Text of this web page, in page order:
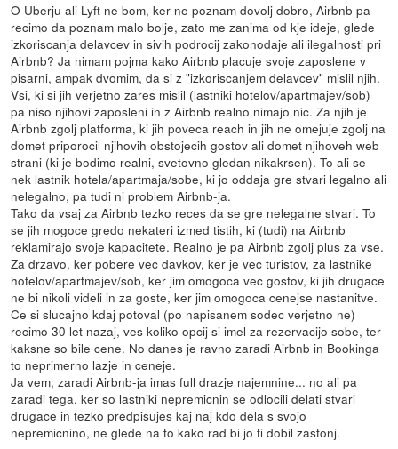
O Uberju ali Lyft ne bom, ker ne poznam dovolj dobro, Airbnb pa
recimo da poznam malo bolje, zato me zanima od kje ideje, glede
izkoriscanja delavcev in sivih podrocij zakonodaje ali ilegalnosti pri
Airbnb? Ja nimam pojma kako Airbnb placuje svoje zaposlene v
pisarni, ampak dvomim, da si z "izkoriscanjem delavcev" mislil njih.
Vsi, ki si jih verjetno zares mislil (lastniki hotelov/apartmajev/sob)
pa niso njihovi zaposleni in z Airbnb realno nimajo nic. Za njih je
Airbnb zgolj platforma, ki jih poveca reach in jih ne omejuje zgolj na
domet priporocil njihovih obstojecih gostov ali domet njihoveh web
strani (ki je bodimo realni, svetovno gledan nikakrsen). To ali se
nek lastnik hotela/apartmaja/sobe, ki jo oddaja gre stvari legalno ali
nelegalno, pa tudi ni problem Airbnb-ja.
Tako da vsaj za Airbnb tezko reces da se gre nelegalne stvari. To
se jih mogoce gredo nekateri izmed tistih, ki (tudi) na Airbnb
reklamirajo svoje kapacitete. Realno je pa Airbnb zgolj plus za vse.
Za drzavo, ker pobere vec davkov, ker je vec turistov, za lastnike
hotelov/apartmajev/sob, ker jim omogoca vec gostov, ki jih drugace
ne bi nikoli videli in za goste, ker jim omogoca cenejse nastanitve.
Ce si slucajno kdaj potoval (po napisanem sodec verjetno ne)
recimo 30 let nazaj, ves koliko opcij si imel za rezervacijo sobe, ter
kaksne so bile cene. No danes je ravno zaradi Airbnb in Bookinga
to neprimerno lazje in ceneje.
Ja vem, zaradi Airbnb-ja imas full drazje najemnine... no ali pa
zaradi tega, ker so lastniki nepremicnin se odlocili delati stvari
drugace in tezko predpisujes kaj naj kdo dela s svojo
nepremicnino, ne glede na to kako rad bi jo ti dobil zastonj.